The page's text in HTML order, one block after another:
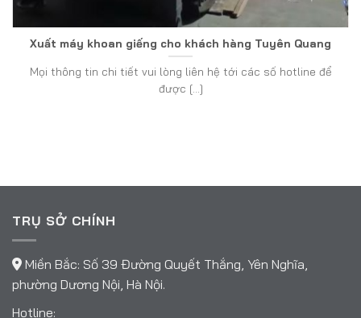
Xuất máy khoan giếng cho khách hàng Tuyên Quang
Mọi thông tin chi tiết vui lòng liên hệ tới các số hotline để
được [...]
TRỤ SỞ CHÍNH
Miền Bắc: Số 39 Đường Quyết Thắng, Yên Nghĩa,
phường Dương Nội, Hà Nội.
Hotline: